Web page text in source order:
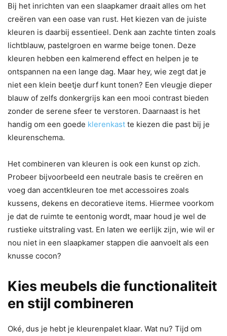
Bij het inrichten van een slaapkamer draait alles om het
creëren van een oase van rust. Het kiezen van de juiste
kleuren is daarbij essentieel. Denk aan zachte tinten zoals
lichtblauw, pastelgroen en warme beige tonen. Deze
kleuren hebben een kalmerend effect en helpen je te
ontspannen na een lange dag. Maar hey, wie zegt dat je
niet een klein beetje durf kunt tonen? Een vleugje dieper
blauw of zelfs donkergrijs kan een mooi contrast bieden
zonder de serene sfeer te verstoren. Daarnaast is het
handig om een goede klerenkast te kiezen die past bij je
kleurenschema.
Het combineren van kleuren is ook een kunst op zich.
Probeer bijvoorbeeld een neutrale basis te creëren en
voeg dan accentkleuren toe met accessoires zoals
kussens, dekens en decoratieve items. Hiermee voorkom
je dat de ruimte te eentonig wordt, maar houd je wel de
rustieke uitstraling vast. En laten we eerlijk zijn, wie wil er
nou niet in een slaapkamer stappen die aanvoelt als een
knusse cocon?
Kies meubels die functionaliteit
en stijl combineren
Oké, dus je hebt je kleurenpalet klaar. Wat nu? Tijd om